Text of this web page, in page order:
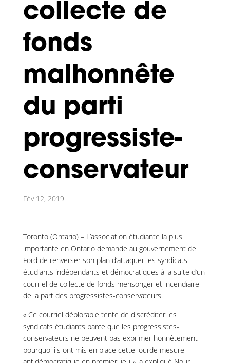
collecte de
fonds
malhonnête
du parti
progressiste-
conservateur
Fév 12, 2019
Toronto (Ontario) – L’association étudiante la plus
importante en Ontario demande au gouvernement de
Ford de renverser son plan d’attaquer les syndicats
étudiants indépendants et démocratiques à la suite d’un
courriel de collecte de fonds mensonger et incendiaire
de la part des progressistes-conservateurs.
« Ce courriel déplorable tente de discréditer les
syndicats étudiants parce que les progressistes-
conservateurs ne peuvent pas exprimer honnêtement
pourquoi ils ont mis en place cette lourde mesure